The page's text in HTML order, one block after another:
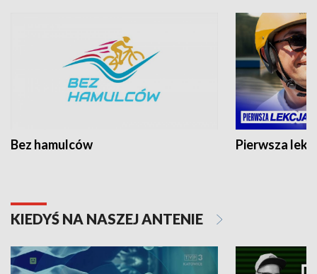
Bez hamulców Pierwsza
KIEDYŚ NA NASZEJ ANTENIE